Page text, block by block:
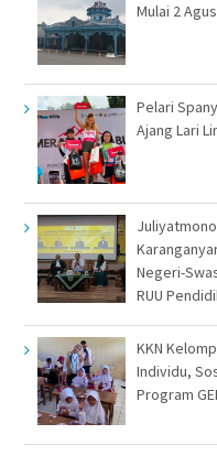
Mulai 2
Pelari
Ajang Lari
Negeri-
RUU
KKN
Individu,
Program